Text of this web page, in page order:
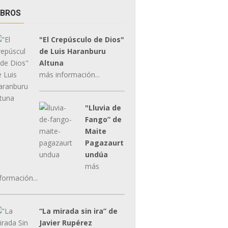
"El Crepúsculo de Dios"
de Luis Haranburu
Altuna
más información...
"Lluvia de
Fango” de
Maite
Pagazaurt
undúa
más
“La mirada sin ira” de
Javier Rupérez